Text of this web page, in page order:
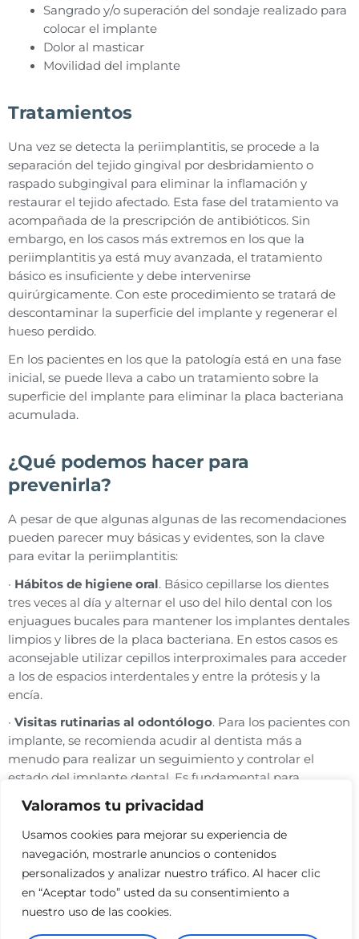
Valoramos tu privacidad
Usamos cookies para mejorar su experiencia de
navegación, mostrarle anuncios o contenidos
personalizados y analizar nuestro tráfico. Al hacer clic
en “Aceptar todo” usted da su consentimiento a
nuestro uso de las cookies.
Sangrado y/o superación del sondaje realizado para
colocar el implante
Dolor al masticar
Movilidad del implante
Tratamientos
Una vez se detecta la periimplantitis, se procede a la
separación del tejido gingival por desbridamiento o
raspado subgingival para eliminar la inflamación y
restaurar el tejido afectado. Esta fase del tratamiento va
acompañada de la prescripción de antibióticos. Sin
embargo, en los casos más extremos en los que la
periimplantitis ya está muy avanzada, el tratamiento
básico es insuficiente y debe intervenirse
quirúrgicamente. Con este procedimiento se tratará de
descontaminar la superficie del implante y regenerar el
hueso perdido.
En los pacientes en los que la patología está en una fase
inicial, se puede lleva a cabo un tratamiento sobre la
superficie del implante para eliminar la placa bacteriana
acumulada.
¿Qué podemos hacer para
prevenirla?
A pesar de que algunas algunas de las recomendaciones
pueden parecer muy básicas y evidentes, son la clave
para evitar la periimplantitis:
· Hábitos de higiene oral. Básico cepillarse los dientes
tres veces al día y alternar el uso del hilo dental con los
enjuagues bucales para mantener los implantes dentales
limpios y libres de la placa bacteriana. En estos casos es
aconsejable utilizar cepillos interproximales para acceder
a los de espacios interdentales y entre la prótesis y la
encía.
· Visitas rutinarias al odontólogo. Para los pacientes con
implante, se recomienda acudir al dentista más a
menudo para realizar un seguimiento y controlar el
estado del implante dental. Es fundamental para
detectar a tiempo los primeros síntomas de la
periimplantitis. Y como cualquier otro paciente, se
recomienda realizarse una higiene bucal profesional.
· Como hemos comentado con anterioridad,el
tabaquismo y el alcoholson dos hábitos de riesgo que
deben evitarse para disminuir la posibilidad de
desarrollar esta patología.